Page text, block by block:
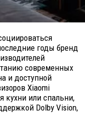
годы бренд
современных
и доступной
Xiaomi
или спальни,
Dolby Vision,